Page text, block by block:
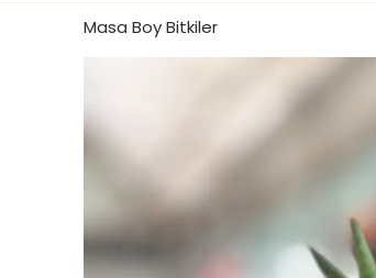
Masa Boy Bitkiler